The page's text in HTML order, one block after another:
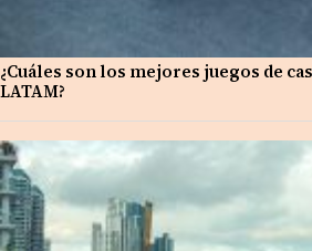
¿Cuáles son los mejores juegos de
LATAM?